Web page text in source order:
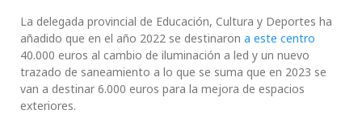
La delegada provincial de Educación, Cultura y Deportes ha
añadido que en el año 2022 se destinaron a este centro
40.000 euros al cambio de iluminación a led y un nuevo
trazado de saneamiento a lo que se suma que en 2023 se
van a destinar 6.000 euros para la mejora de espacios
exteriores.